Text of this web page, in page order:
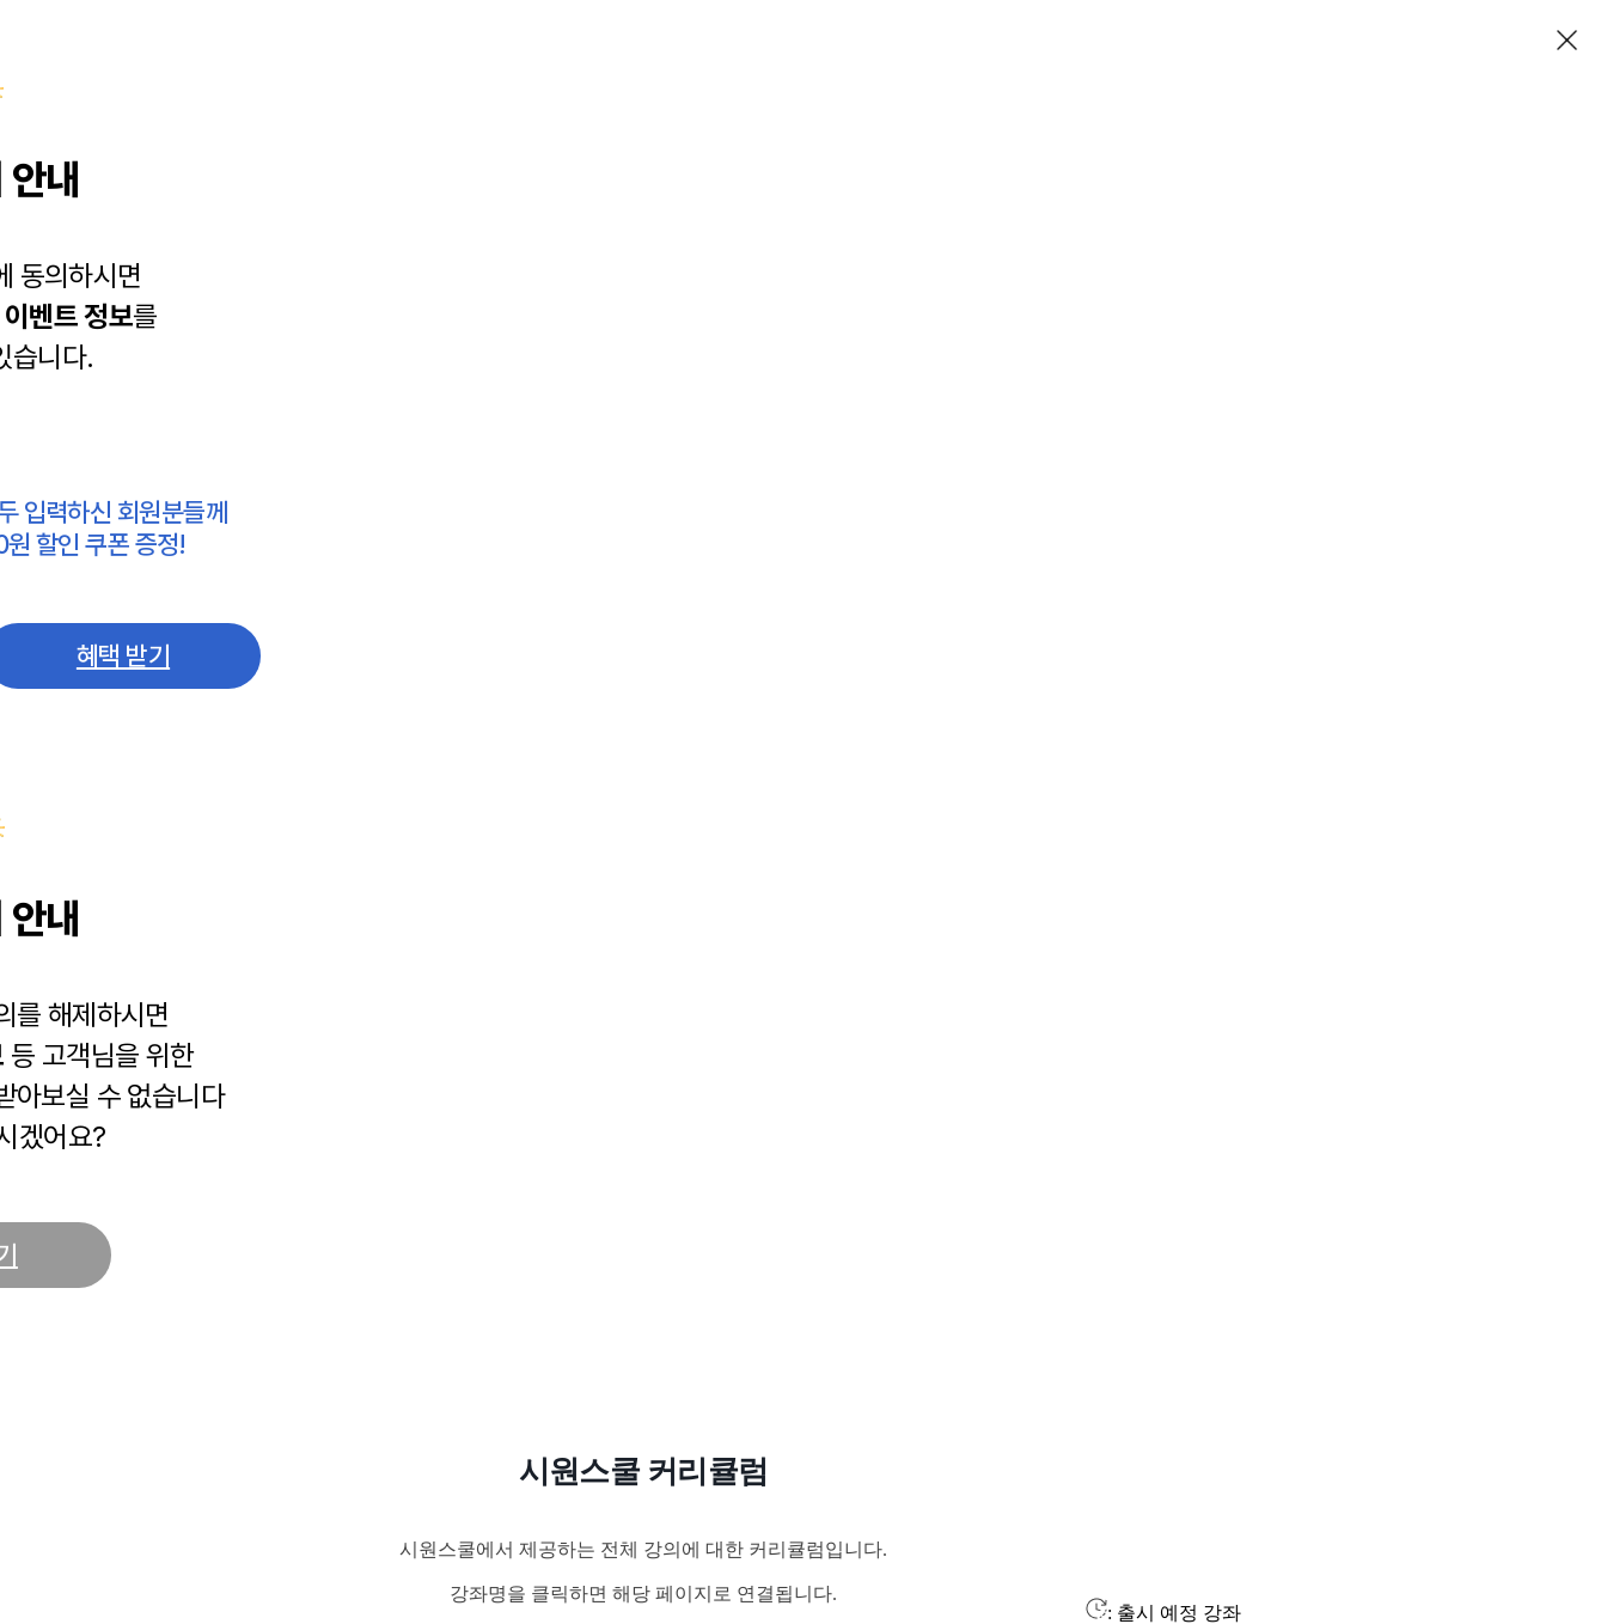
내
동의하시면
이벤트 정보를
습니다.
입력하신 회원분들께
할인 쿠폰 증정!
혜택 받기
내
를 해제하시면
등 고객님을 위한
아보실 수 없습니다
겠어요?
시원스쿨 커리큘럼
시원스쿨에서 제공하는 전체 강의에 대한 커리큘럼입니다.
강좌명을 클릭하면 해당 페이지로 연결됩니다.
: 출시 예정 강좌